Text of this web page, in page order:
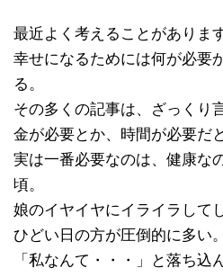
最近よく考えることがあります
幸せになるためには何が必要
る。
その多くの記事は、ざっくり
金が必要とか、時間が必要だ
実は一番必要なのは、健康な
頃。
娘のイヤイヤにイライラして
ひどい日の方が圧倒的に多い。
「私なんて・・・」と落ち込